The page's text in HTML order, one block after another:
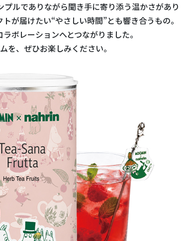
ルでありながら聞き手に寄り添う温かさがあり
が届けたい“やさしい時間”とも響き合うもの。
ボレーションへとつながりました。
、ぜひお楽しみください。